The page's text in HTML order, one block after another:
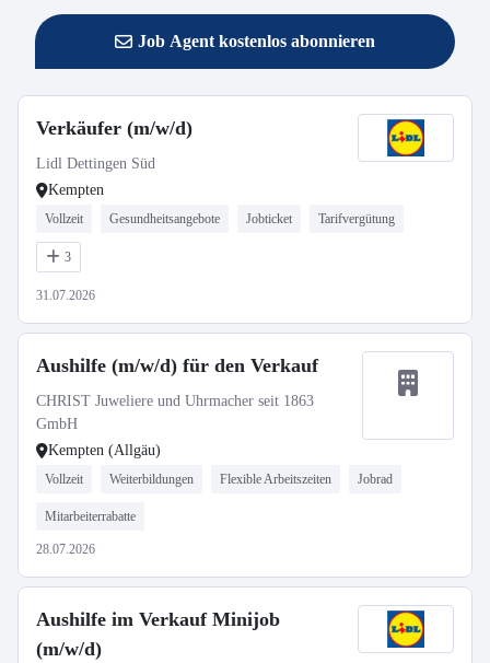
Job Agent kostenlos abonnieren
Verkäufer (m/w/d)
Lidl Dettingen Süd
Kempten
Vollzeit Gesundheitsangebote Jobticket Tarifvergütung
3
31.07.2026
Aushilfe (m/w/d) für den Verkauf
CHRIST Juweliere und Uhrmacher seit 1863
GmbH
Kempten (Allgäu)
Vollzeit Weiterbildungen Flexible Arbeitszeiten Jobrad
Mitarbeiterrabatte
28.07.2026
Aushilfe im Verkauf Minijob
(m/w/d)